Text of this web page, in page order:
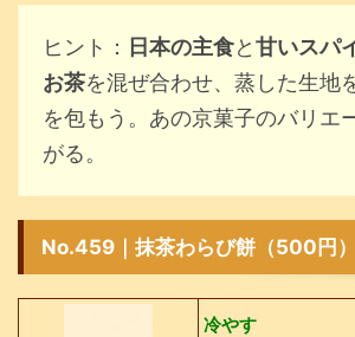
ヒント： 日本の主食と甘いスパ
お茶を混ぜ合わせ、蒸した生地
を包もう。あの京菓子のバリエ
がる。
No.459｜抹茶わらび餅（500円）
冷やす